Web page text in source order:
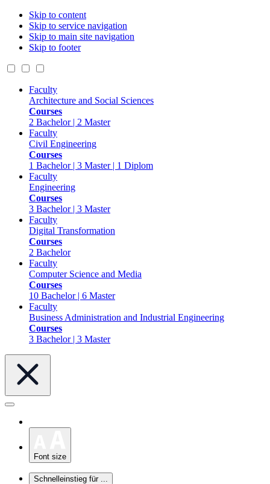
Skip to content
Skip to service navigation
Skip to main site navigation
Skip to footer
Faculty
Architecture and Social Sciences
Courses
2 Bachelor | 2 Master
Faculty
Civil Engineering
Courses
1 Bachelor | 3 Master | 1 Diplom
Faculty
Engineering
Courses
3 Bachelor | 3 Master
Faculty
Digital Transformation
Courses
2 Bachelor
Faculty
Computer Science and Media
Courses
10 Bachelor | 6 Master
Faculty
Business Administration and Industrial Engineering
Courses
3 Bachelor | 3 Master
Font size
Schnelleinstieg für ...